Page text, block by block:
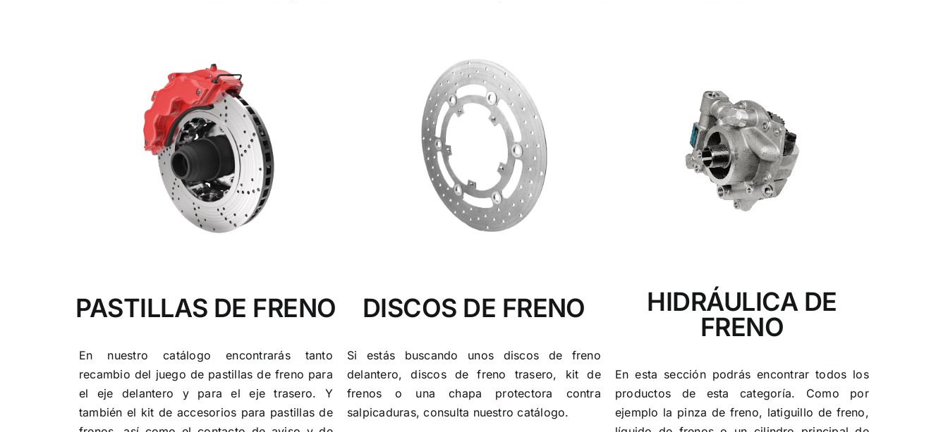
PASTILLAS DE FRENO
En nuestro catálogo encontrarás tanto
recambio del juego de pastillas de freno para
el eje delantero y para el eje trasero. Y
también el kit de accesorios para pastillas de
DISCOS DE FRENO
Si estás buscando unos discos de freno
delantero, discos de freno trasero, kit de
frenos o una chapa protectora contra
salpicaduras, consulta nuestro catálogo.
HIDRÁULICA DE
FRENO
En esta sección podrás encontrar todos los
productos de esta categoría. Como por
ejemplo la pinza de freno, latiguillo de freno,